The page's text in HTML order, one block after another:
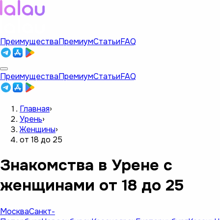
ПреимуществаПремиумСтатьиFAQ
ПреимуществаПремиумСтатьиFAQ
Главная›
Урень›
Женщины›
от 18 до 25
Знакомства в Урене с
женщинами от 18 до 25
МоскваСанкт-